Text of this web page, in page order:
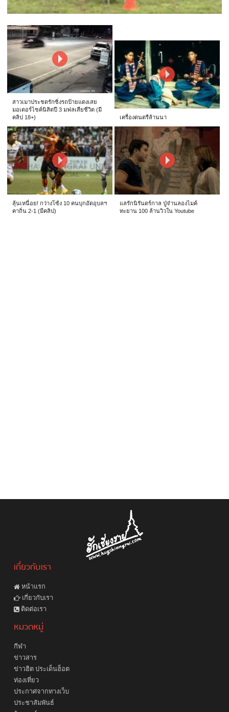
สาวเมาประชดรักซิ่งรถป้ายแดงเสย
มอเตอร์ไซค์นิสิตปี 3 มฟลเสียชีวิต (มี
คลิป 18+)
เครื่องดนตรีล้านนา
ลุ้นเหนื่อย! กว่างโซ้ง 10 คนบุกอัดอุบลฯ
คาถิ่น 2-1 (มีคลิป)
แลรักนิรันดร์กาล ปู่จ๋านลองไมค์
ทะยาน 100 ล้านวิวใน Youtube
เกี่ยวกับเรา
หน้าแรก
เกี่ยวกับเรา
ติดต่อเรา
หมวดหมู่
กีฬา
ข่าวสาร
ข่าวฮิต ประเด็นฮ็อต
ท่องเที่ยว
ประกาศจากทางเว็บ
ประชาสัมพันธ์